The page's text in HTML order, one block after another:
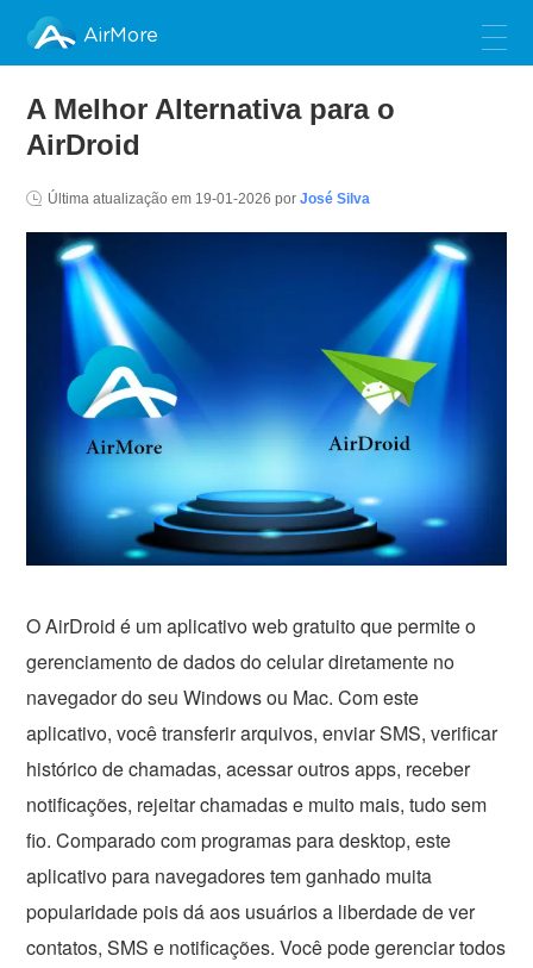
AirMore
A Melhor Alternativa para o
AirDroid
Última atualização em 19-01-2026 porJosé Silva
O AirDroid é um aplicativo web gratuito que permite o
gerenciamento de dados do celular diretamente no
navegador do seu Windows ou Mac. Com este
aplicativo, você transferir arquivos, enviar SMS, verificar
histórico de chamadas, acessar outros apps, receber
notificações, rejeitar chamadas e muito mais, tudo sem
fio. Comparado com programas para desktop, este
aplicativo para navegadores tem ganhado muita
popularidade pois dá aos usuários a liberdade de ver
contatos, SMS e notificações. Você pode gerenciar todos